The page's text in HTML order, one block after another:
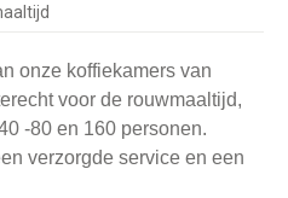
onze koffiekamers van
voor de rouwmaaltijd,
-80 en 160 personen.
verzorgde service en een